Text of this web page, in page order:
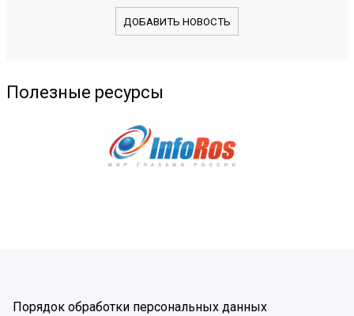
ДОБАВИТЬ НОВОСТЬ
Полезные ресурсы
Порядок обработки персональных данных